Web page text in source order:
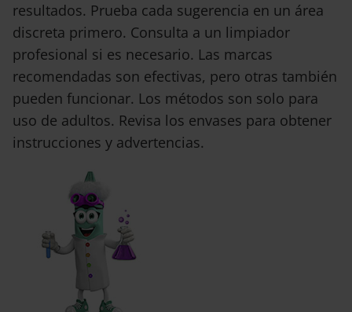
resultados. Prueba cada sugerencia en un área
discreta primero. Consulta a un limpiador
profesional si es necesario. Las marcas
recomendadas son efectivas, pero otras también
pueden funcionar. Los métodos son solo para
uso de adultos. Revisa los envases para obtener
instrucciones y advertencias.